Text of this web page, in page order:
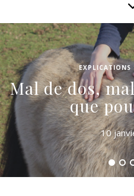
EXPLICATIONS
Mal de dos,
que
10